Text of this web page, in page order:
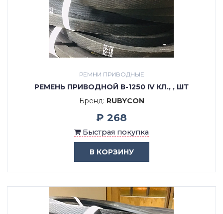
РЕМНИ ПРИВОДНЫЕ
РЕМЕНЬ ПРИВОДНОЙ В-1250 IV КЛ., , ШТ
Бренд: RUBYCON
₽ 268
Быстрая покупка
В КОРЗИНУ